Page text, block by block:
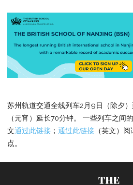
苏州轨道交通全线列车2月9日（除夕
（元宵）延长70分钟。 一些列车之间
文通过此链接 ； 通过此链接 （英文）
点。